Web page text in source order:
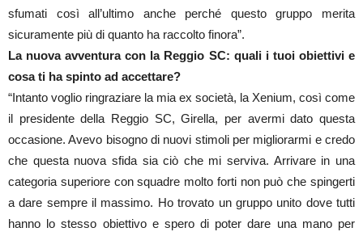
sfumati così all’ultimo anche perché questo gruppo merita
sicuramente più di quanto ha raccolto finora”.
La nuova avventura con la Reggio SC: quali i tuoi obiettivi e
cosa ti ha spinto ad accettare?
“Intanto voglio ringraziare la mia ex società, la Xenium, così come
il presidente della Reggio SC, Girella, per avermi dato questa
occasione. Avevo bisogno di nuovi stimoli per migliorarmi e credo
che questa nuova sfida sia ciò che mi serviva. Arrivare in una
categoria superiore con squadre molto forti non può che spingerti
a dare sempre il massimo. Ho trovato un gruppo unito dove tutti
hanno lo stesso obiettivo e spero di poter dare una mano per